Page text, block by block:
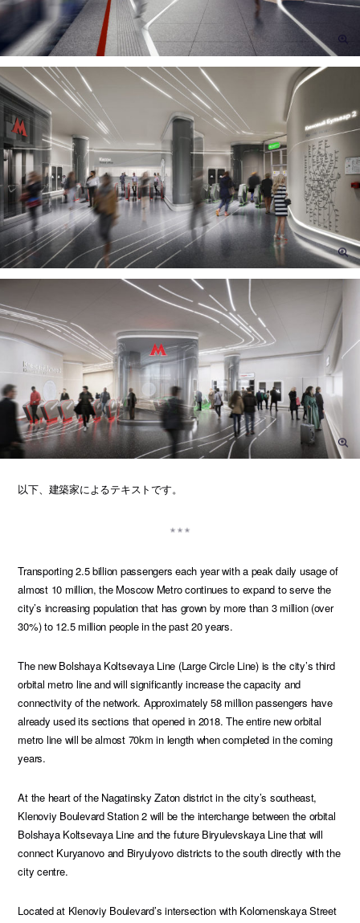
以下、建築家によるテキストです。
Transporting 2.5 billion passengers each year with a peak daily usage of
almost 10 million, the Moscow Metro continues to expand to serve the
city’s increasing population that has grown by more than 3 million (over
30%) to 12.5 million people in the past 20 years.
The new Bolshaya Koltsevaya Line (Large Circle Line) is the city’s third
orbital metro line and will significantly increase the capacity and
connectivity of the network. Approximately 58 million passengers have
already used its sections that opened in 2018. The entire new orbital
metro line will be almost 70km in length when completed in the coming
years.
At the heart of the Nagatinsky Zaton district in the city’s southeast,
Klenoviy Boulevard Station 2 will be the interchange between the orbital
Bolshaya Koltsevaya Line and the future Biryulevskaya Line that will
connect Kuryanovo and Biryulyovo districts to the south directly with the
city centre.
Located at Klenoviy Boulevard’s intersection with Kolomenskaya Street